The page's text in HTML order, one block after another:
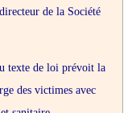
de la Société
texte de loi prévoit la
des victimes avec